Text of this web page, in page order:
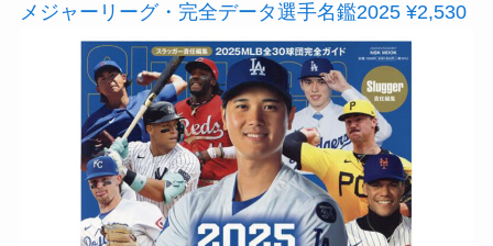
メジャーリーグ・完全データ選手名鑑2025 ¥2,530